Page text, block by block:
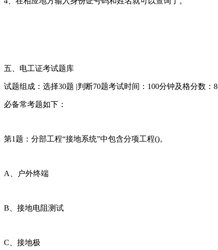
五、电工证考试题库
试题组成：选择30题 |判断70题考试时间：100分钟及格分数：
必备常考题如下：
第1题：分部工程“接地系统”中包含分项工程()。
A、户外终端
B、接地电阻测试
C、接地极